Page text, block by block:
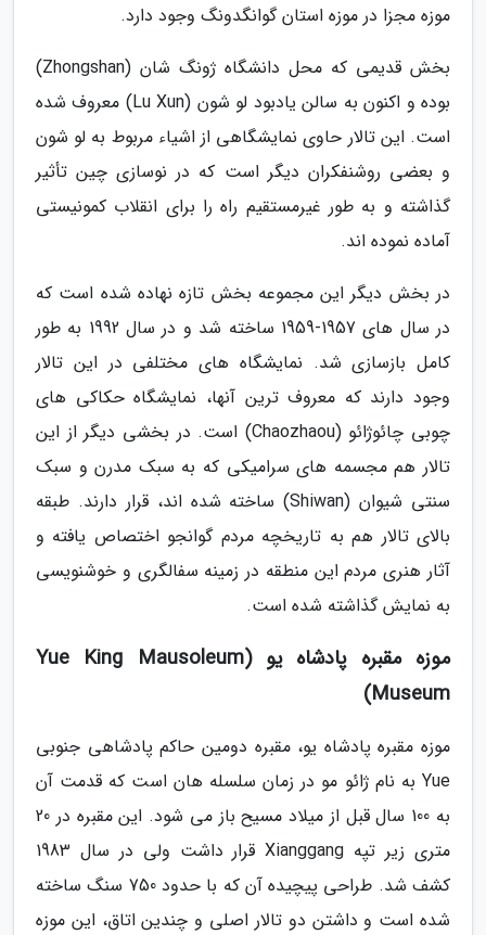
موزه مجزا در موزه استان گوانگدونگ وجود دارد.
بخش قدیمی که محل دانشگاه ژونگ شان (Zhongshan)
بوده و اکنون به سالن یادبود لو شون (Lu Xun) معروف شده
است. این تالار حاوی نمایشگاهی از اشیاء مربوط به لو شون
و بعضی روشنفکران دیگر است که در نوسازی چین تأثیر
گذاشته و به طور غیرمستقیم راه را برای انقلاب کمونیستی
آماده نموده اند.
در بخش دیگر این مجموعه بخش تازه نهاده شده است که
در سال های 1957-1959 ساخته شد و در سال 1992 به طور
کامل بازسازی شد. نمایشگاه های مختلفی در این تالار
وجود دارند که معروف ترین آنها، نمایشگاه حکاکی های
چوبی چائوژائو (Chaozhaou) است. در بخشی دیگر از این
تالار هم مجسمه های سرامیکی که به سبک مدرن و سبک
سنتی شیوان (Shiwan) ساخته شده اند، قرار دارند. طبقه
بالای تالار هم به تاریخچه مردم گوانجو اختصاص یافته و
آثار هنری مردم این منطقه در زمینه سفالگری و خوشنویسی
به نمایش گذاشته شده است.
موزه مقبره پادشاه یو (Yue King Mausoleum
Museum)
موزه مقبره پادشاه یو، مقبره دومین حاکم پادشاهی جنوبی
Yue به نام ژائو مو در زمان سلسله هان است که قدمت آن
به 100 سال قبل از میلاد مسیح باز می شود. این مقبره در 20
متری زیر تپه Xianggang قرار داشت ولی در سال 1983
کشف شد. طراحی پیچیده آن که با حدود 750 سنگ ساخته
شده است و داشتن دو تالار اصلی و چندین اتاق، این موزه